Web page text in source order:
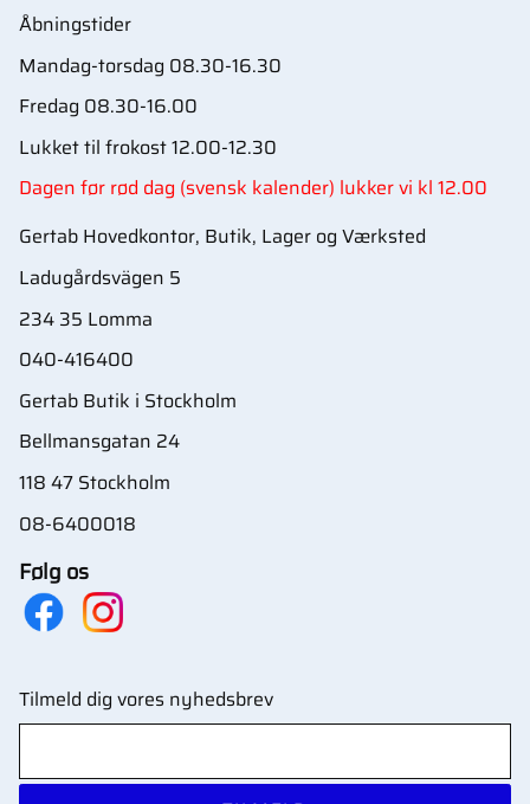
Åbningstider
Mandag-torsdag 08.30-16.30
Fredag 08.30-16.00
Lukket til frokost 12.00-12.30
Dagen før rød dag (svensk kalender) lukker vi kl 12.00
Gertab Hovedkontor, Butik, Lager og Værksted
Ladugårdsvägen 5
234 35 Lomma
040-416400
Gertab Butik i Stockholm
Bellmansgatan 24
118 47 Stockholm
08-6400018
Følg os
Tilmeld dig vores nyhedsbrev